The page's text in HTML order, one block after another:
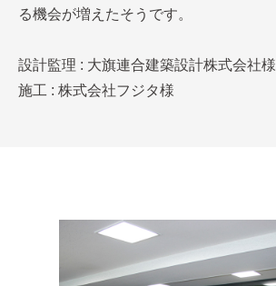
る機会が増えたそうです。
設計監理 : 大旗連合建築設計株式会社様
施工 : 株式会社フジタ様